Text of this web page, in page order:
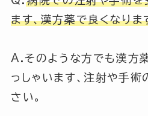
ます、漢方薬で良くなりま
A.そのような方でも漢方
っしゃいます、注射や手
さい。